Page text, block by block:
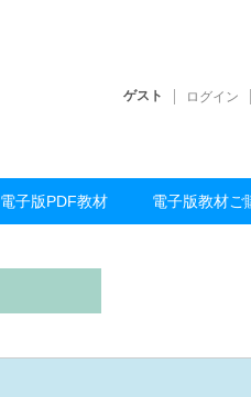
ゲスト ログイン
電子版PDF教材 電子版教材ご